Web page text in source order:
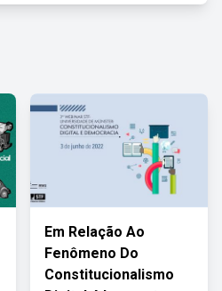
Em Relação Ao
Fenômeno Do
Constitucionalismo